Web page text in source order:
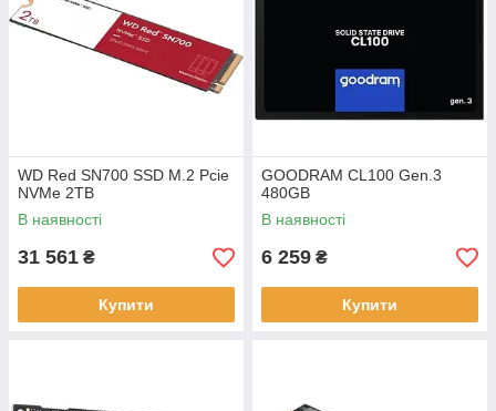
WD Red SN700 SSD M.2 Pcie
NVMe 2TB
В наявності
31 561 ₴
Купити
GOODRAM CL100 Gen.3
480GB
В наявності
6 259 ₴
Купити